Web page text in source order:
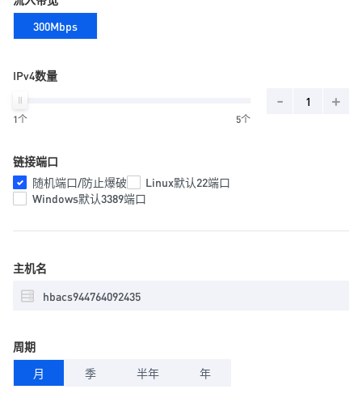
300Mbps
IPv4数量
1个 5个
- +
链接端口
随机端口/防止爆破
Linux默认22端口
Windows默认3389端口
主机名
周期
月
季 半年 年